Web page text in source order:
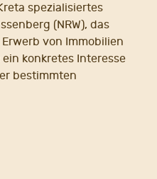
spezialisiertes
(NRW), das
von Immobilien
konkretes Interesse
bestimmten